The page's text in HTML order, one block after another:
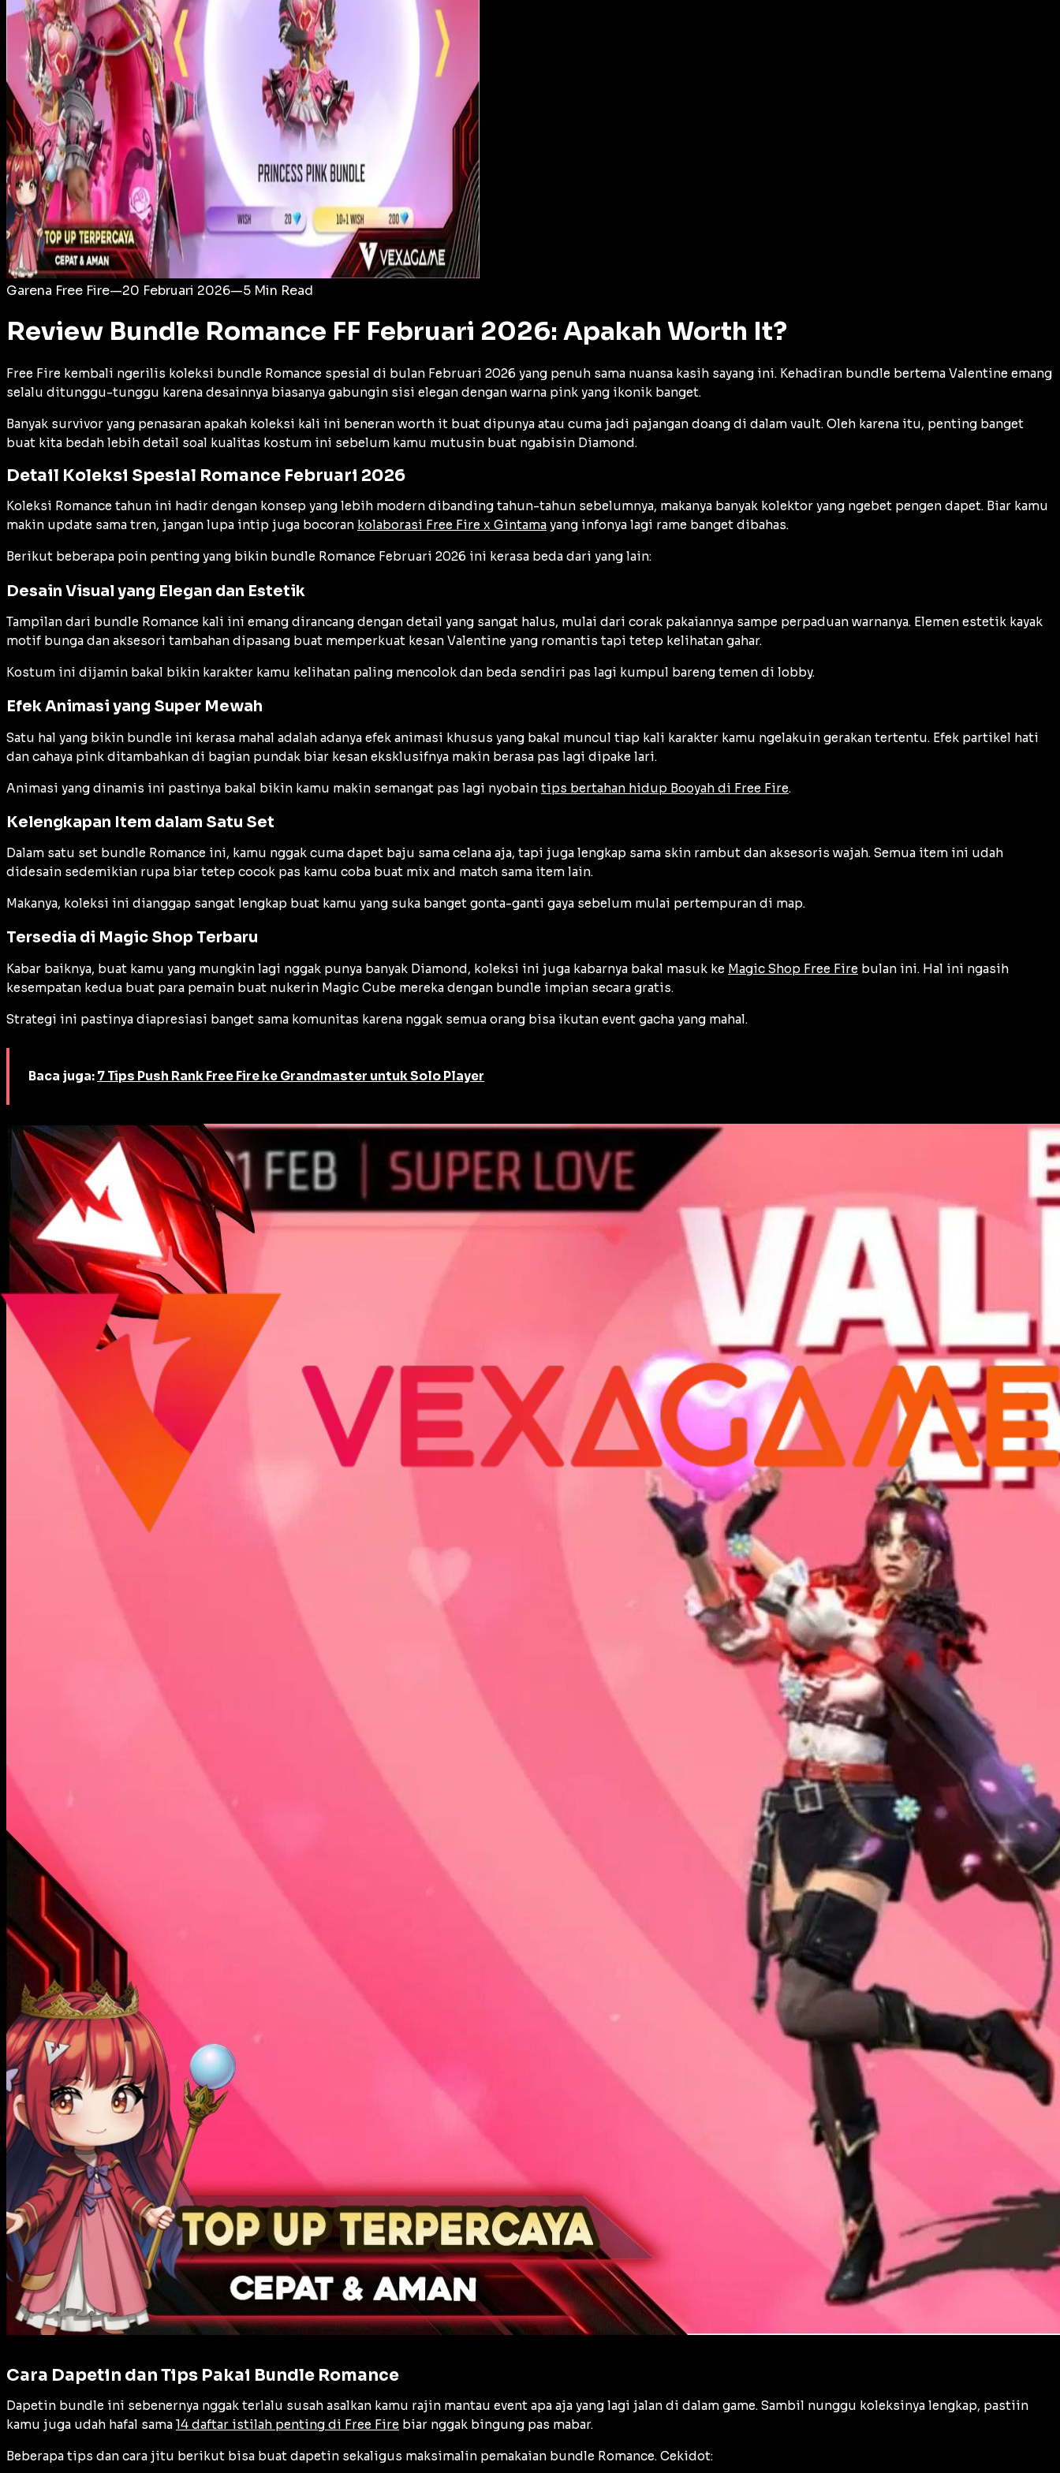
Login
Garena Free Fire—20 Februari 2026—5 Min Read
Review Bundle Romance FF Februari 2026: Apakah Worth It?
Free Fire kembali ngerilis koleksi bundle Romance spesial di bulan Februari 2026 yang penuh sama nuansa kasih sayang ini. Kehadiran bundle bertema Valentine emang
selalu ditunggu-tunggu karena desainnya biasanya gabungin sisi elegan dengan warna pink yang ikonik banget.
Banyak survivor yang penasaran apakah koleksi kali ini beneran worth it buat dipunya atau cuma jadi pajangan doang di dalam vault. Oleh karena itu, penting banget
buat kita bedah lebih detail soal kualitas kostum ini sebelum kamu mutusin buat ngabisin Diamond.
Detail Koleksi Spesial Romance Februari 2026
Koleksi Romance tahun ini hadir dengan konsep yang lebih modern dibanding tahun-tahun sebelumnya, makanya banyak kolektor yang ngebet pengen dapet. Biar kamu
makin update sama tren, jangan lupa intip juga bocoran kolaborasi Free Fire x Gintama yang infonya lagi rame banget dibahas.
Berikut beberapa poin penting yang bikin bundle Romance Februari 2026 ini kerasa beda dari yang lain:
Desain Visual yang Elegan dan Estetik
Tampilan dari bundle Romance kali ini emang dirancang dengan detail yang sangat halus, mulai dari corak pakaiannya sampe perpaduan warnanya. Elemen estetik kayak
motif bunga dan aksesori tambahan dipasang buat memperkuat kesan Valentine yang romantis tapi tetep kelihatan gahar.
Kostum ini dijamin bakal bikin karakter kamu kelihatan paling mencolok dan beda sendiri pas lagi kumpul bareng temen di lobby.
Efek Animasi yang Super Mewah
Satu hal yang bikin bundle ini kerasa mahal adalah adanya efek animasi khusus yang bakal muncul tiap kali karakter kamu ngelakuin gerakan tertentu. Efek partikel hati
dan cahaya pink ditambahkan di bagian pundak biar kesan eksklusifnya makin berasa pas lagi dipake lari.
Animasi yang dinamis ini pastinya bakal bikin kamu makin semangat pas lagi nyobain tips bertahan hidup Booyah di Free Fire.
Kelengkapan Item dalam Satu Set
Dalam satu set bundle Romance ini, kamu nggak cuma dapet baju sama celana aja, tapi juga lengkap sama skin rambut dan aksesoris wajah. Semua item ini udah
didesain sedemikian rupa biar tetep cocok pas kamu coba buat mix and match sama item lain.
Makanya, koleksi ini dianggap sangat lengkap buat kamu yang suka banget gonta-ganti gaya sebelum mulai pertempuran di map.
Tersedia di Magic Shop Terbaru
Kabar baiknya, buat kamu yang mungkin lagi nggak punya banyak Diamond, koleksi ini juga kabarnya bakal masuk ke Magic Shop Free Fire bulan ini. Hal ini ngasih
kesempatan kedua buat para pemain buat nukerin Magic Cube mereka dengan bundle impian secara gratis.
Strategi ini pastinya diapresiasi banget sama komunitas karena nggak semua orang bisa ikutan event gacha yang mahal.
Baca juga: 7 Tips Push Rank Free Fire ke Grandmaster untuk Solo Player
Cara Dapetin dan Tips Pakai Bundle Romance
Dapetin bundle ini sebenernya nggak terlalu susah asalkan kamu rajin mantau event apa aja yang lagi jalan di dalam game. Sambil nunggu koleksinya lengkap, pastiin
kamu juga udah hafal sama 14 daftar istilah penting di Free Fire biar nggak bingung pas mabar.
Beberapa tips dan cara jitu berikut bisa buat dapetin sekaligus maksimalin pemakaian bundle Romance. Cekidot: